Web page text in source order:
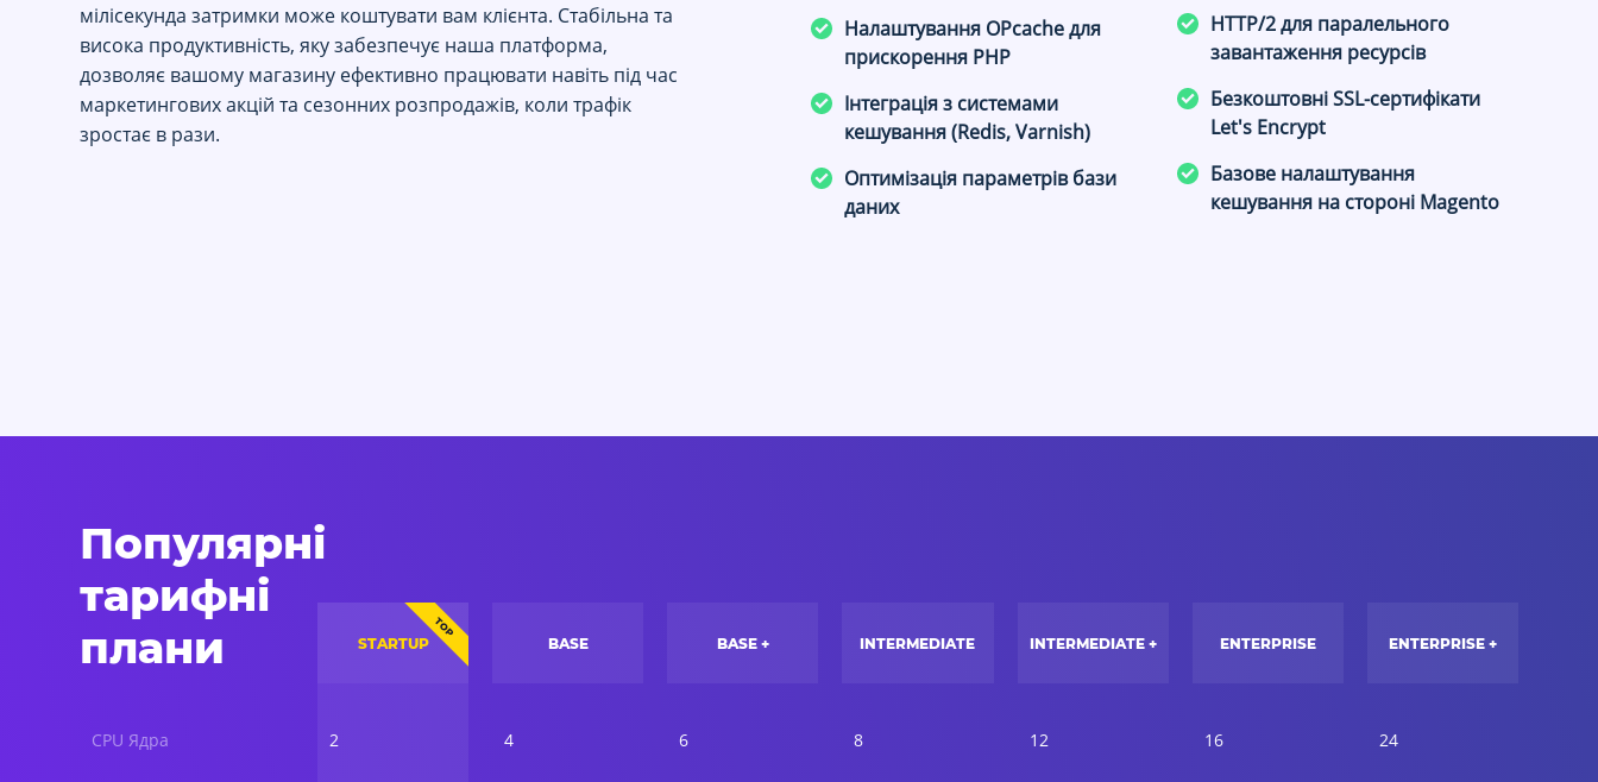
мілісекунда затримки може коштувати вам клієнта. Стабільна та
висока продуктивність, яку забезпечує наша платформа,
дозволяє вашому магазину ефективно працювати навіть під час
маркетингових акцій та сезонних розпродажів, коли трафік
зростає в рази.
Налаштування OPcache для
прискорення PHP
Інтеграція з системами
кешування (Redis, Varnish)
Оптимізація параметрів бази
даних
HTTP/2 для паралельного
завантаження ресурсів
Безкоштовні SSL-сертифікати
Let's Encrypt
Базове налаштування
кешування на стороні Magento
Популярні
тарифні
плани
CPU Ядра
TOP
STARTUP
2
BASE
4
BASE +
6
INTERMEDIATE
8
INTERMEDIATE +
12
ENTERPRISE
16
ENTERPRISE +
24